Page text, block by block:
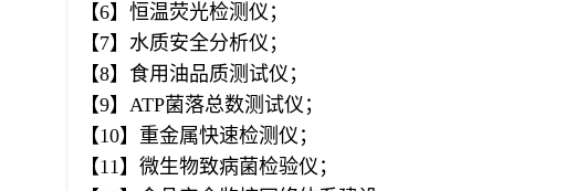
【6】恒温荧光检测仪；
【7】水质安全分析仪；
【8】食用油品质测试仪；
【9】ATP菌落总数测试仪；
【10】重金属快速检测仪；
【11】微生物致病菌检验仪；